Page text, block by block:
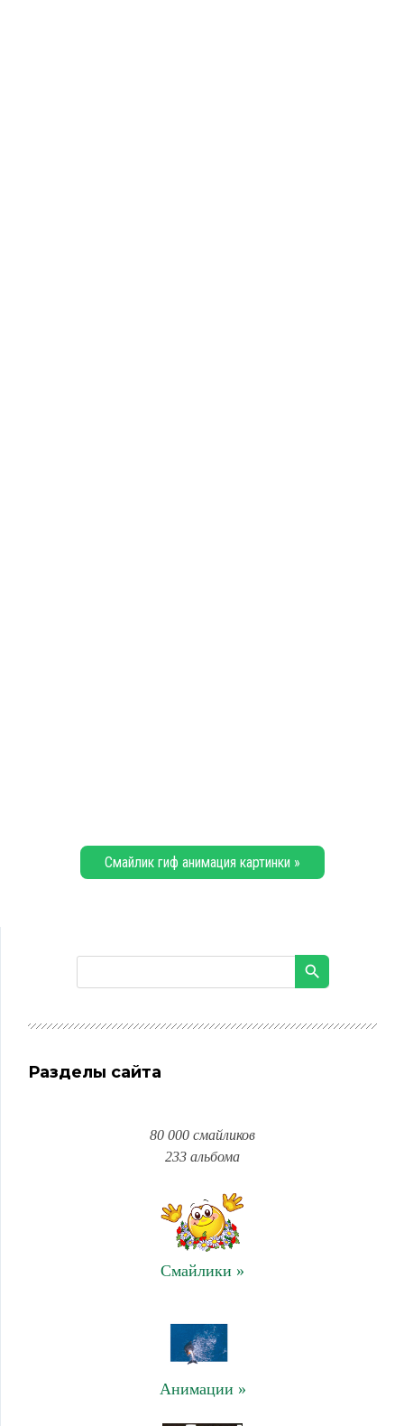
Смайлик гиф анимация картинки »
Разделы сайта
80 000 смайликов
233 альбома
Смайлики »
Анимации »